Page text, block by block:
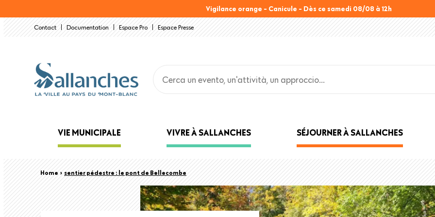
al
Vigilance orange - Canicule - Dès ce samedi 08/08 à 12h
Contact Documentation Espace Pro Espace Presse
Main
navigation
VIE MUNICIPALE VIVRE À SALLANCHES SÉJOURNER À SALLANCHES
Briciole
Home › sentier pédestre : le pont de Bellecombe